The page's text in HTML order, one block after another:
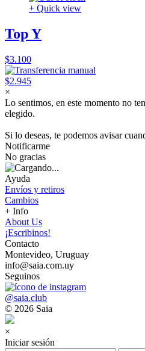
+ Quick view
Top Y
$3.100
$2.945
×
Lo sentimos, en este momento no
elegido.
Si lo deseas, te podemos avisar
Notificarme
No gracias
Ayuda
Envíos y retiros
Cambios
+ Info
About Us
¡Escribinos!
Contacto
Montevideo, Uruguay
info@saia.com.uy
Seguinos
@saia.club
© 2026 Saia
×
Iniciar sesión